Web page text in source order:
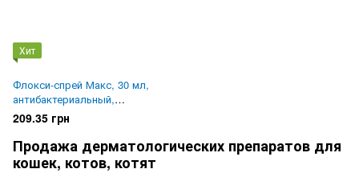
Хит
Флокси-спрей Макс, 30 мл,
антибактериальный,
противоаллергический спрей
для кошек и собак.
209.35 грн
Продажа дерматологических препаратов для
кошек, котов, котят